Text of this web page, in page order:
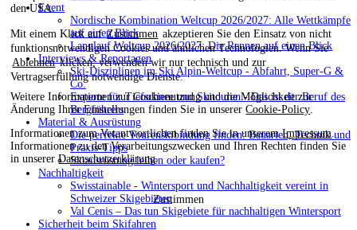
den USA.
Mit einem Klick aufZustimmen akzeptieren Sie den Einsatz von nicht
funktionsnotwendigen Cookies und ähnlichen Technologien. Wenn Sie
Ablehnenklicken, verwenden wir nur technisch und zur
Vertragserfüllung notwendige Dienste.
Weitere Informationen zur Cookienutzung und die Möglichkeit zur
Änderung Ihrer Einstellungen finden Sie in unsererCookie-Policy
Informationen zum Verantwortlichen finden Sie in unseremImpressum .
Informationen zu den Verarbeitungszwecken und Ihren Rechten finden Sie
in unsererDatenschutzerklärung.
Zustimmen
Event
Nordische Kombination Weltcup 2026/2027: Alle Wettkämpfe
auf einen Blick
Langlauf Weltcup 2026/2027: Die Rennen auf einen Blick
Interviews & Reportagen
Ski-Disziplinen im Ski Alpin-Weltcup - Abfahrt, Super-G &
Co.
Experte für Tiefschnee und Skitouren - Das ist der Beruf des
Bergführers
Material & Ausrüstung
Die perfekte Tourenskibindung finden: Bauarten, Technik und
Praxis-Tipps
Skiausrüstung leihen oder kaufen?
Nachhaltigkeit
Swisstainable - Wintersport und Nachhaltigkeit vereint in
Schweizer Skigebieten
Val Cenis – Das tun Skigebiete für nachhaltigen Wintersport
Sicherheit beim Skifahren